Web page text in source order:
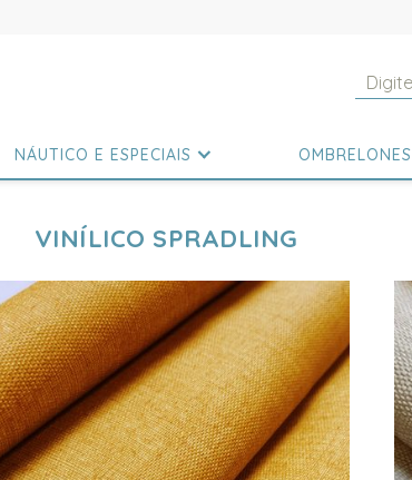
NÁUTICO E ESPECIAIS OMBRELONES
VINÍLICO SPRADLING